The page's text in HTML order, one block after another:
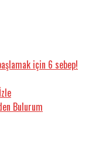
için 6 sebep!
Bulurum